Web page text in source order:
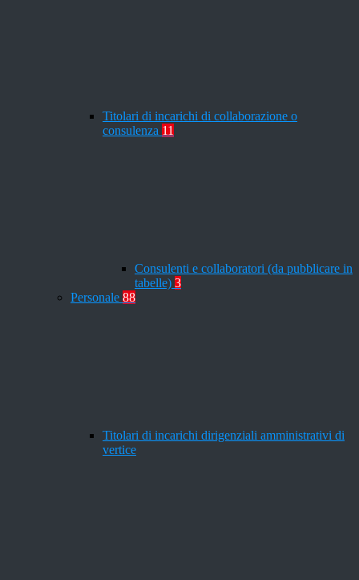
Titolari di incarichi di collaborazione o
consulenza 11
Consulenti e collaboratori (da pubblicare in
tabelle) 3
Personale 88
Titolari di incarichi dirigenziali amministrativi di
vertice